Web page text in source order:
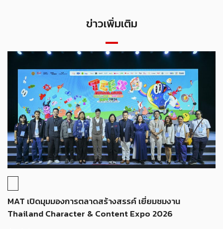
ข่าวเพิ่มเติม
MAT เปิดมุมมองการตลาดสร้างสรรค์ เยี่ยมชมงาน
Thailand Character & Content Expo 2026